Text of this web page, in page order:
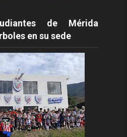
de Mérida
en su sede